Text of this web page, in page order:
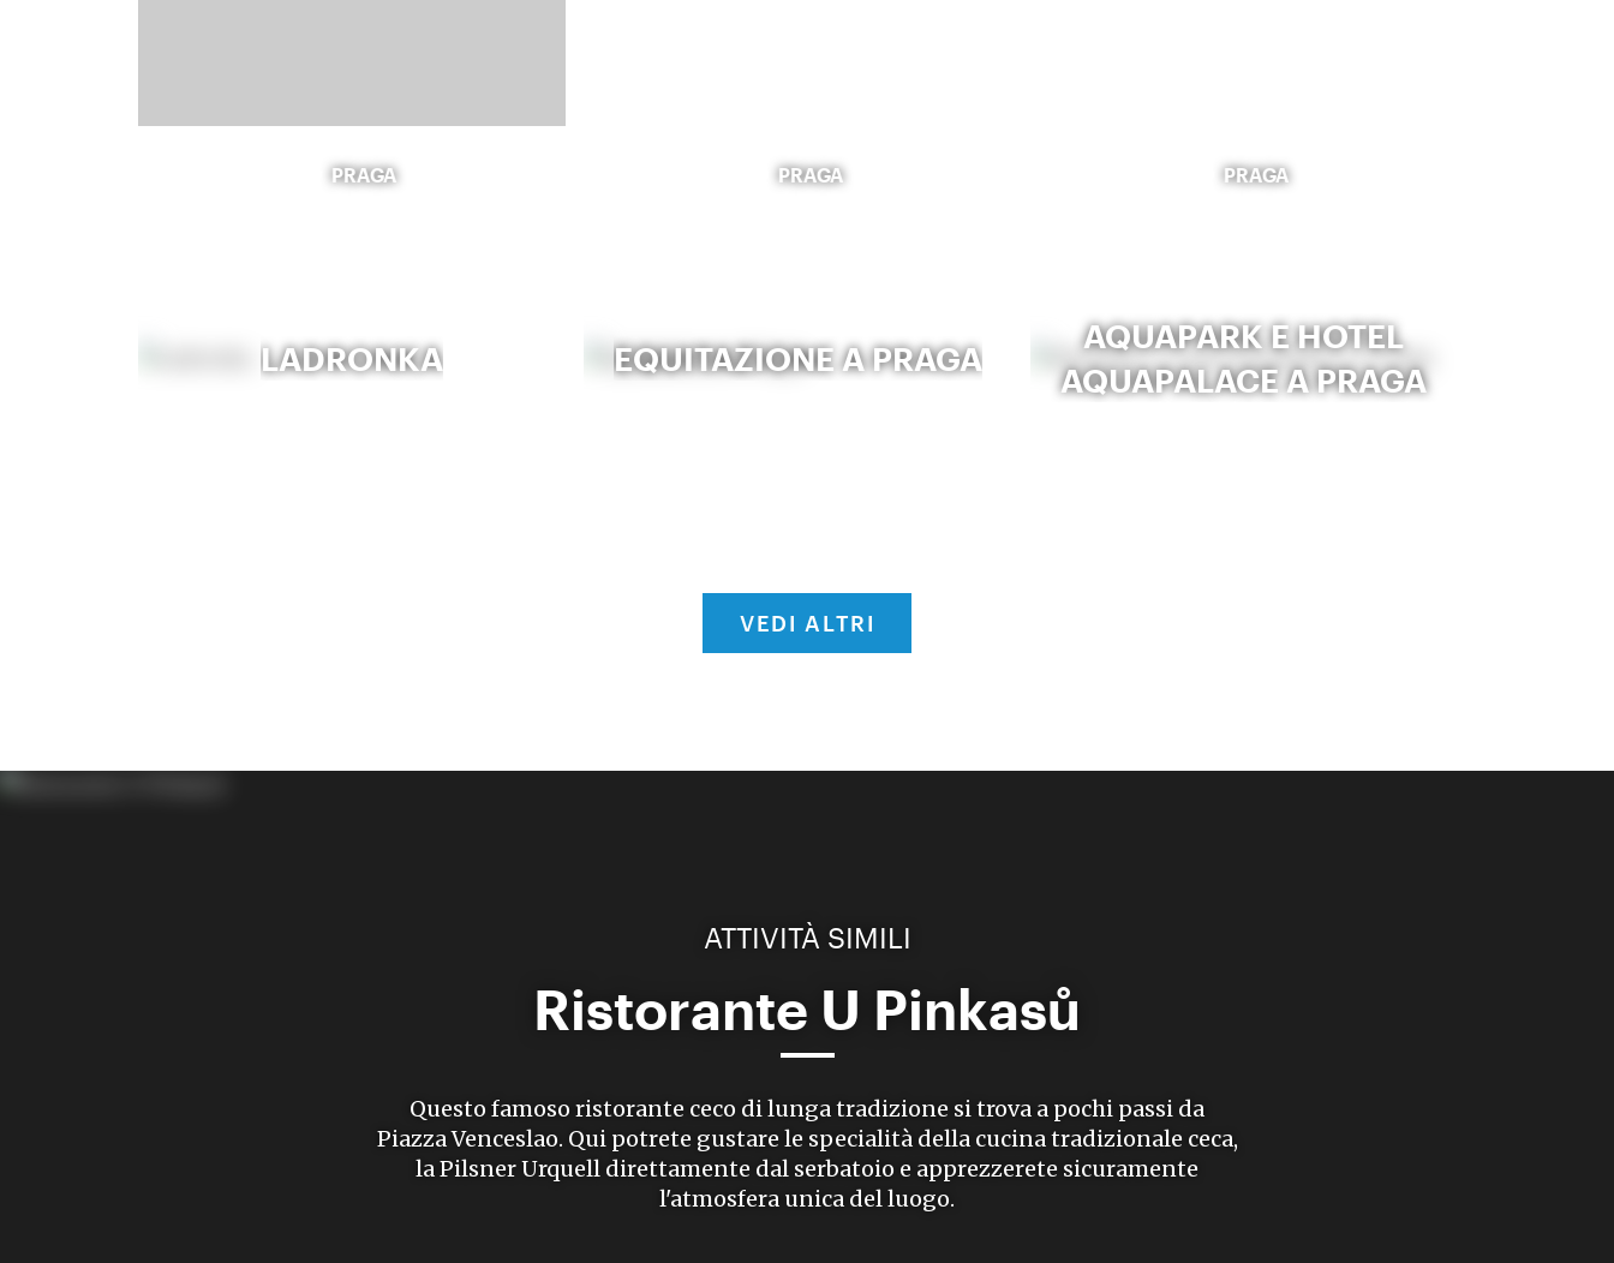
PRAGA
LADRONKA
PRAGA
EQUITAZIONE A PRAGA
PRAGA
AQUAPARK E HOTEL
AQUAPALACE A PRAGA
VEDI ALTRI
ATTIVITÀ SIMILI
Ristorante U Pinkasů
Questo famoso ristorante ceco di lunga tradizione si trova a pochi passi da
Piazza Venceslao. Qui potrete gustare le specialità della cucina tradizionale ceca,
la Pilsner Urquell direttamente dal serbatoio e apprezzerete sicuramente
l'atmosfera unica del luogo.